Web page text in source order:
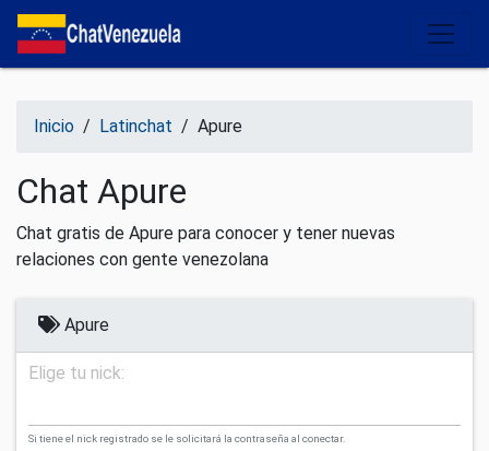
Salir del contenido
Inicio / Latinchat / Apure
Chat Apure
Chat gratis de Apure para conocer y tener nuevas
relaciones con gente venezolana
Apure
Elige tu nick:
Si tiene el nick registrado se le solicitará la contraseña al conectar.